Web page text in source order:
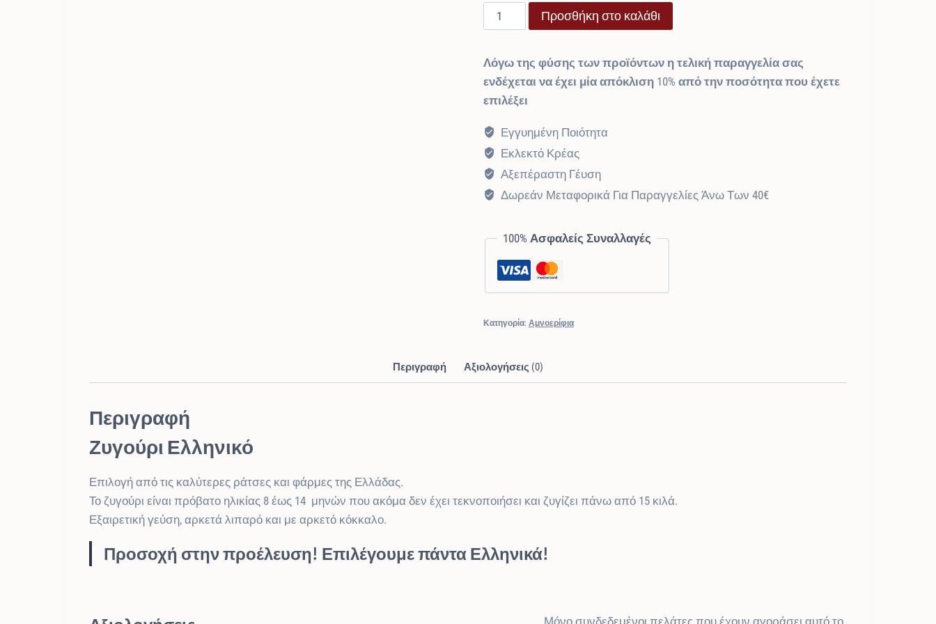
was: τιμή
€9,50.
Ζυγούρι
quantity
Προσθήκη στο καλάθι
Λόγω της φύσης των προϊόντων η τελική παραγγελία σας
ενδέχεται να έχει μία απόκλιση 10% από την ποσότητα που έχετε
επιλέξει
Εγγυημένη Ποιότητα
Εκλεκτό Κρέας
Αξεπέραστη Γέυση
Δωρεάν Μεταφορικά Για Παραγγελίες Άνω Των 40€
100% Ασφαλείς Συναλλαγές
Κατηγορία: Αμνοερίφια
Περιγραφή Αξιολογήσεις (0)
Περιγραφή
Ζυγούρι Ελληνικό
Επιλογή από τις καλύτερες ράτσες και φάρμες της Ελλάδας.
Το ζυγούρι είναι πρόβατο ηλικίας 8 έως 14 μηνών που ακόμα δεν έχει τεκνοποιήσει και ζυγίζει πάνω από 15 κιλά.
Εξαιρετική γεύση, αρκετά λιπαρό και με αρκετό κόκκαλο.
Προσοχή στην προέλευση! Επιλέγουμε πάντα Ελληνικά!
Μόνο συνδεδεμένοι πελάτες που έχουν αγοράσει αυτό το